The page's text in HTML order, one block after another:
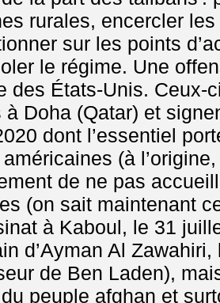
rurales, encercler
sur les points
le régime. Une
des États-Unis. Ceux-
à Doha (Qatar) et
dont l’essentiel
(à
de ne pas
(on sait maintenant
à Kaboul, le 31
d’Ayman Al Zawahiri,
de Ben Laden),
du peuple afghan et